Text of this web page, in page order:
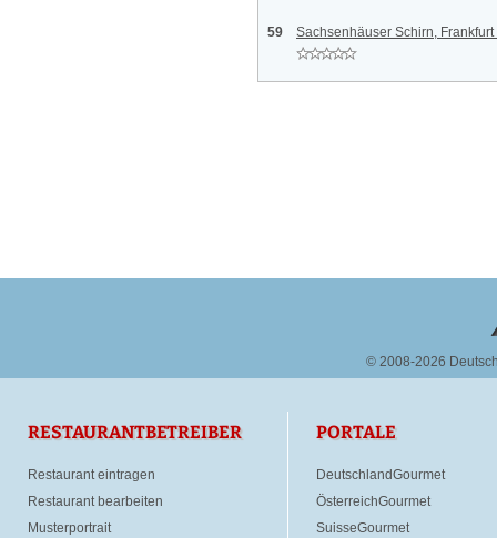
59 Sachsenhäuser Schirn, Frankfurt
© 2008-2026
RESTAURANTBETREIBER
Restaurant eintragen
Restaurant bearbeiten
Musterportrait
PORTALE
DeutschlandGourmet
ÖsterreichGourmet
SuisseGourmet